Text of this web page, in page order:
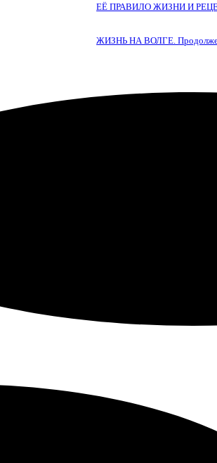
ЕЁ ПРАВИЛО ЖИЗНИ И
ЖИЗНЬ НА ВОЛГЕ.